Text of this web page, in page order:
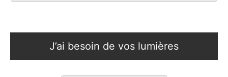
J’ai besoin de vos lumières